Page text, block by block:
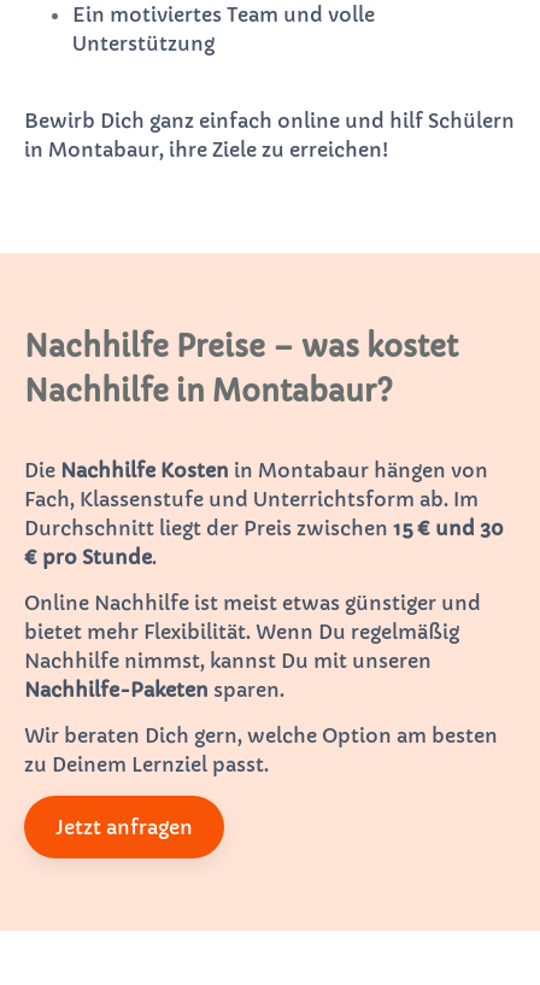
Ein motiviertes Team und volle
Unterstützung
Bewirb Dich ganz einfach online und hilf Schülern
in Montabaur, ihre Ziele zu erreichen!
Nachhilfe Preise – was kostet
Nachhilfe in Montabaur?
Die Nachhilfe Kosten in Montabaur hängen von
Fach, Klassenstufe und Unterrichtsform ab. Im
Durchschnitt liegt der Preis zwischen 15 € und 30
€ pro Stunde.
Online Nachhilfe ist meist etwas günstiger und
bietet mehr Flexibilität. Wenn Du regelmäßig
Nachhilfe nimmst, kannst Du mit unseren
Nachhilfe-Paketen sparen.
Wir beraten Dich gern, welche Option am besten
zu Deinem Lernziel passt.
Jetzt anfragen